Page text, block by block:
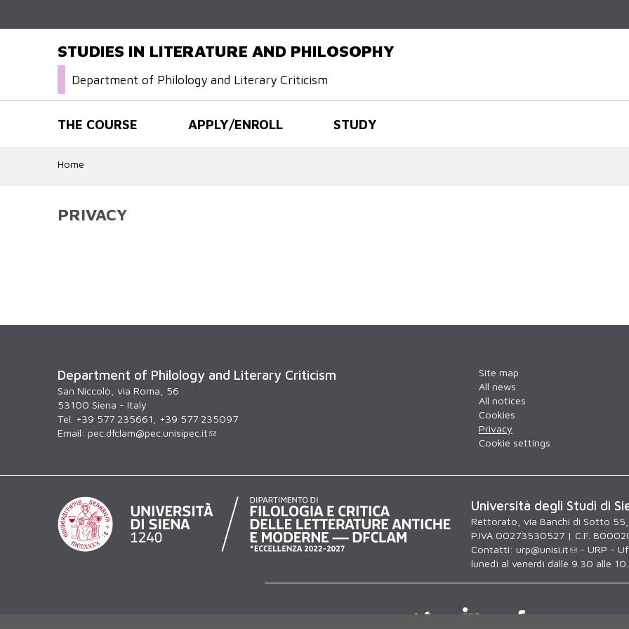
STUDIES IN LITERATURE AND PHILOSOPHY
Department of Philology and Literary Criticism
THE COURSE APPLY/ENROLL STUDY
Home
PRIVACY
Department of Philology and Literary Criticism
San Niccolò, via Roma, 56
53100 Siena - Italy
Tel. +39 577 235661, +39 577 235097
Email: pec.dfclam@pec.unisipec.it
Site map
All news
All notices
Cookies
Privacy
Cookie settings
Università degli Studi di
Rettorato, via Banchi di Sotto 55,
P.IVA 00273530527 | C.F.
Contatti: urp@unisi.it
- URP -
lunedì al venerdì dalle 9.30 alle